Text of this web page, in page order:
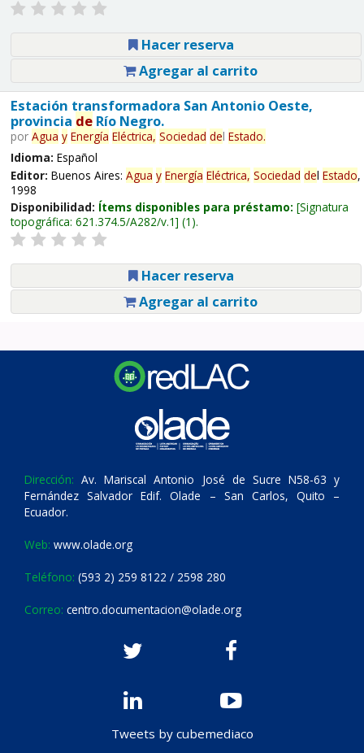
Hacer reserva
Agregar al carrito
Estación transformadora San Antonio Oeste,
provincia deRío Negro.
por Agua y Energía Eléctrica, Sociedad del Estado.
Idioma: Español
Editor: Buenos Aires: Agua y Energía Eléctrica, Sociedad del Estado,
1998
Disponibilidad: Ítems disponibles para préstamo: Signatura
topográfica: 621.374.5/A282/v.1 (1).
Hacer reserva
Agregar al carrito
Dirección: Av. Mariscal Antonio José de Sucre N58-63 y
Fernández Salvador Edif. Olade – San Carlos, Quito –
Ecuador.
Web: www.olade.org
Teléfono: (593 2) 259 8122 / 2598 280
Correo: centro.documentacion@olade.org
Tweets by cubemediaco